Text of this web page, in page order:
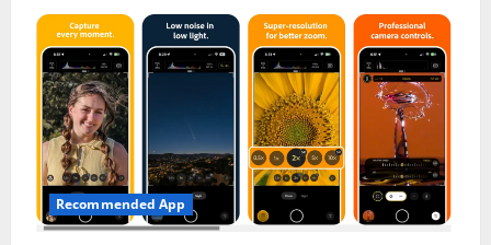
Recommended App